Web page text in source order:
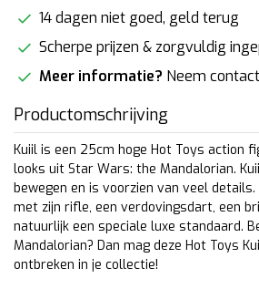
14 dagen niet goed, geld terug
Scherpe prijzen & zorgvuldig
Meer informatie? Neem
Productomschrijving
Kuiil is een 25cm hoge Hot Toys action
looks uit Star Wars: the Mandalorian.
bewegen en is voorzien van veel
met zijn rifle, een verdovingsdart, een
natuurlijk een speciale luxe standaard.
Mandalorian? Dan mag deze Hot Toys
ontbreken in je collectie!